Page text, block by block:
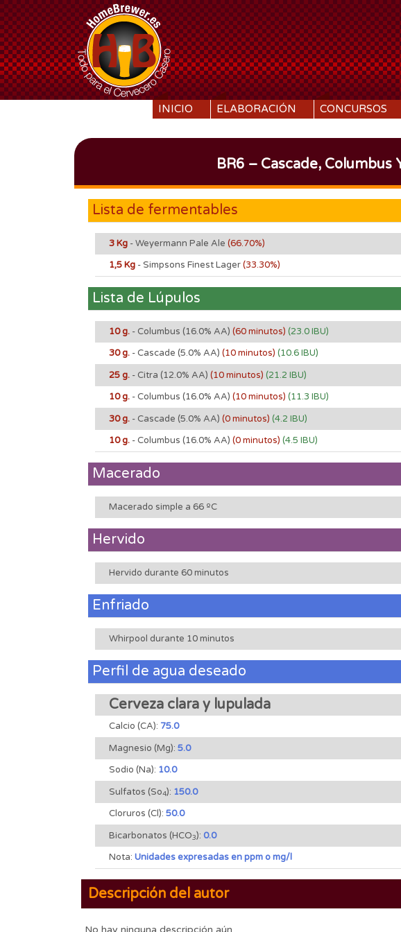
SKIP TO CONTENT
INICIO ELABORACIÓN CONCURSOS
BR6 – Cascade, Columbus
Lista de fermentables
3 Kg - Weyermann Pale Ale (66.70%)
1,5 Kg - Simpsons Finest Lager(33.30%)
Lista de Lúpulos
10 g. - Columbus (16.0% AA) (60 minutos) (23.0 IBU)
30 g. - Cascade (5.0% AA) (10 minutos) (10.6 IBU)
25 g. - Citra (12.0% AA) (10 minutos) (21.2 IBU)
10 g. - Columbus (16.0% AA) (10 minutos) (11.3 IBU)
30 g. - Cascade (5.0% AA) (0 minutos) (4.2 IBU)
10 g. - Columbus (16.0% AA) (0 minutos) (4.5 IBU)
Macerado
Macerado simple a 66 ºC
Hervido
Hervido durante 60 minutos
Enfriado
Whirpool durante 10 minutos
Perfil de agua deseado
Cerveza clara y lupulada
Calcio (CA): 75.0
Magnesio (Mg): 5.0
Sodio (Na): 10.0
Sulfatos (So4): 150.0
Cloruros (Cl): 50.0
Bicarbonatos (HCO3): 0.0
Nota: Unidades expresadas en ppm o mg/l
Descripción del autor
No hay ninguna descripción aún